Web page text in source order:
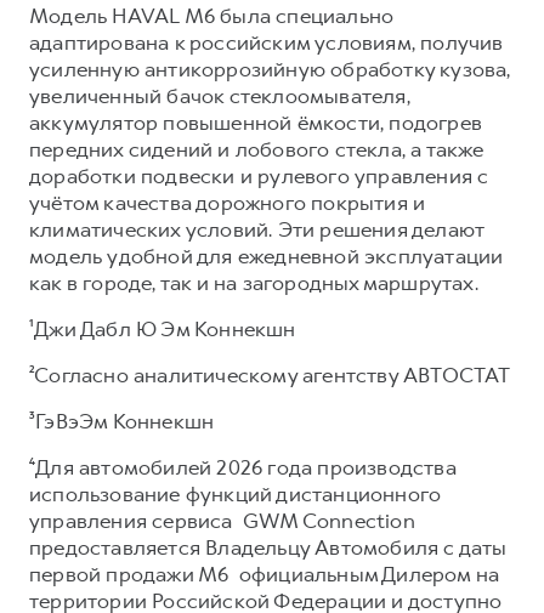
Модель HAVAL M6 была специально
адаптирована к российским условиям, получив
усиленную антикоррозийную обработку кузова,
увеличенный бачок стеклоомывателя,
аккумулятор повышенной ёмкости, подогрев
передних сидений и лобового стекла, а также
доработки подвески и рулевого управления с
учётом качества дорожного покрытия и
климатических условий. Эти решения делают
модель удобной для ежедневной эксплуатации
как в городе, так и на загородных маршрутах.
¹Джи Дабл Ю Эм Коннекшн
²Согласно аналитическому агентству АВТОСТАТ
³ГэВэЭм Коннекшн
⁴Для автомобилей 2026 года производства
использование функций дистанционного
управления сервиса GWM Connection
предоставляется Владельцу Автомобиля с даты
первой продажи М6 официальным Дилером на
территории Российской Федерации и доступно